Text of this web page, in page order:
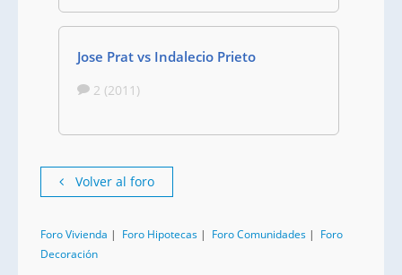
Jose Prat vs Indalecio Prieto
2 (2011)
Volver al foro
Foro Vivienda | Foro Hipotecas | Foro Comunidades | Foro
Decoración